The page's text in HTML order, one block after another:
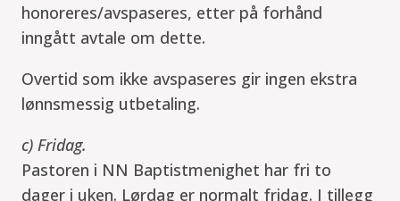
honoreres/avspaseres, etter på forhånd
inngått avtale om dette.
Overtid som ikke avspaseres gir ingen ekstra
lønnsmessig utbetaling.
c) Fridag.
Pastoren i NN Baptistmenighet har fri to
dager i uken. Lørdag er normalt fridag. I tillegg